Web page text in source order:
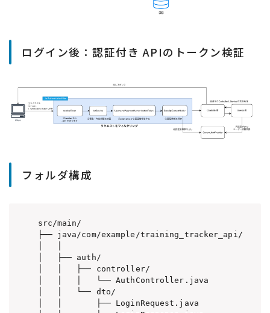
ログイン後：認証付き APIのトークン検証
フォルダ構成
src/main/
├── java/com/example/training_tracker_api/
│   ├── auth/
│   │   ├── controller/
│   │   │   └── AuthController.java              ③
│   │   └── dto/
│   │       ├── LoginRequest.java                ロ